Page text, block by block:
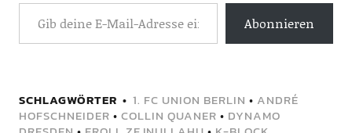
Abonnieren
SCHLAGWÖRTER 1. FC UNION BERLIN • ANDRÉ
HOFSCHNEIDER • COLLIN QUANER • DYNAMO